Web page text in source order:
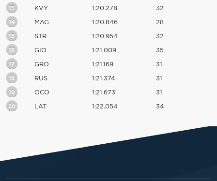
13 KVY 1:20.278 32
14 MAG 1:20.846 28
15 STR 1:20.954 32
16 GIO 1:21.009 35
17 GRO 1:21.169 31
18 RUS 1:21.374 31
19 OCO 1:21.673 31
20 LAT 1:22.054 34